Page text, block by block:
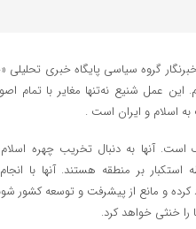
گروه سیاسی پایگاه خبری تحلیلی
عمل شنیع نه‌تنها مغایر با تمام
اسلام و ایران است .
آنها به دنبال تخریب چهره
بر منطقه هستند. آنها با
و مانع از پیشرفت و توسعه کشور
را خنثی خواهد کرد.